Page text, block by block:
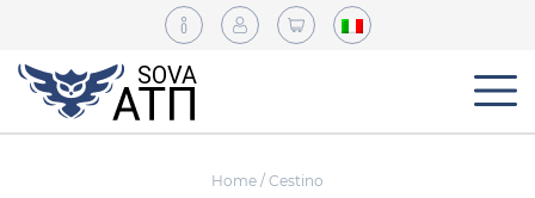
Home / Cestino